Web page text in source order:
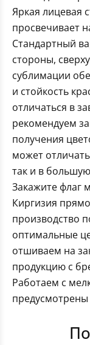
Яркая лицевая
просвечивает
Стандартный
стороны,
сублимации
и стойкость
отличаться в
рекомендуем
получения
может
так и в
Закажите флаг
Киргизия
производство
оптимальные
отшиваем на
продукцию с
Работаем с